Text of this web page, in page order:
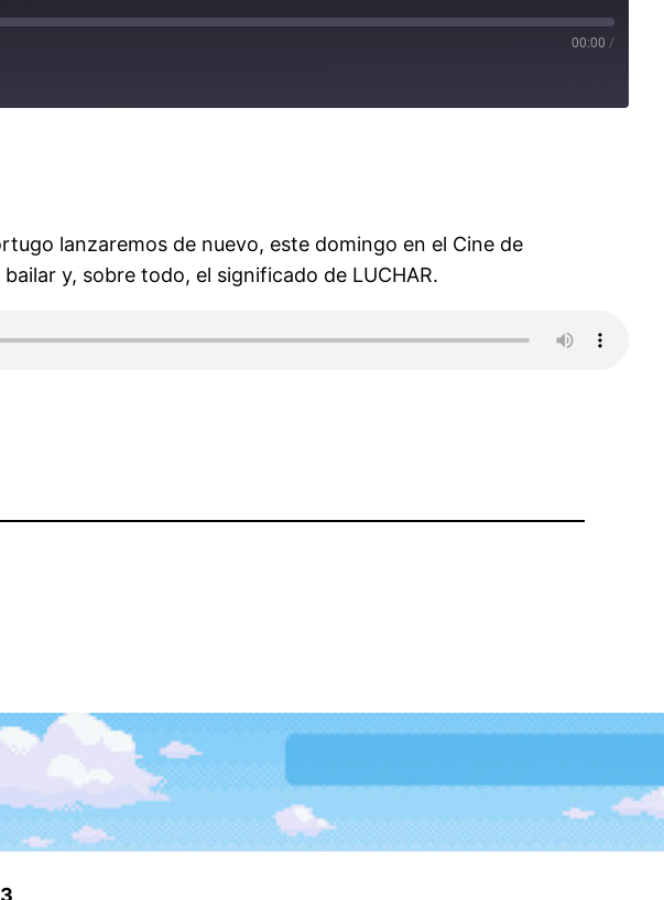
00:00 /
lanzaremos de nuevo, este domingo en el Cine de
y, sobre todo, el significado de LUCHAR.